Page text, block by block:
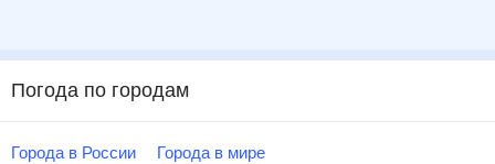
Погода по городам
Города в России Города в мире